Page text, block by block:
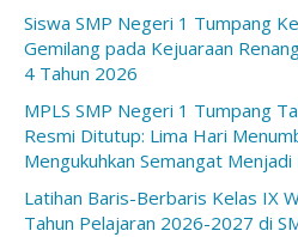
Siswa SMP Negeri 1 Tumpang
Gemilang pada Kejuaraan
4 Tahun 2026
MPLS SMP Negeri 1 Tumpang
Resmi Ditutup: Lima Hari
Mengukuhkan Semangat
Latihan Baris-Berbaris Kelas IX
Tahun Pelajaran 2026-2027 di